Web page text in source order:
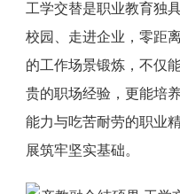
工学交替是职业教育独
校园、走进企业，零距
的工作场景锻炼，不仅
贵的职场经验，更能培
能力与吃苦耐劳的职业
展筑牢坚实基础。